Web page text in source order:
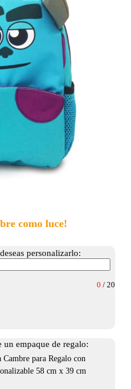
como luce!
personalizarlo:
0 /20
un empaque de regalo:
Cambre para Regalo con
58 cm x 39 cm